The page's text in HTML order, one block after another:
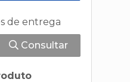
de entrega
Consultar